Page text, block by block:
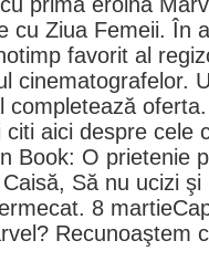
cu Ziua Femeii. În
favorit al
cinematografelor.
completează
citi aici despre cele
Book: O prietenie
Caisă, Să nu ucizi şi
8 martie
Recunoaştem